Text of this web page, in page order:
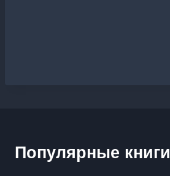
Популярные книги